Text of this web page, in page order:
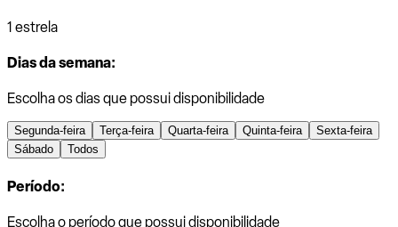
1 estrela
Dias da semana:
Escolha os dias que possui disponibilidade
Segunda-feira Terça-feira Quarta-feira Quinta-feira
Sexta-feira
Sábado
Todos
Período:
Escolha o período que possui disponibilidade